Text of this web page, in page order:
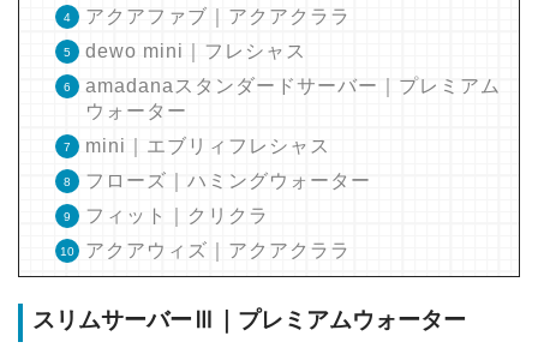
アクアファブ｜アクアクララ
dewo mini｜フレシャス
amadanaスタンダードサーバー｜プレミアム
ウォーター
mini｜エブリィフレシャス
フローズ｜ハミングウォーター
フィット｜クリクラ
アクアウィズ｜アクアクララ
スリムサーバーⅢ｜プレミアムウォーター